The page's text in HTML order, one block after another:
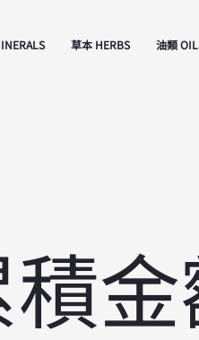
草本 HERBS
油類